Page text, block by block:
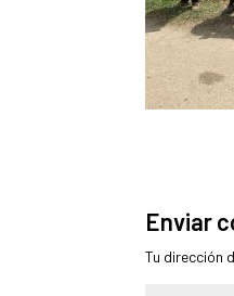
Enviar
Tu dirección